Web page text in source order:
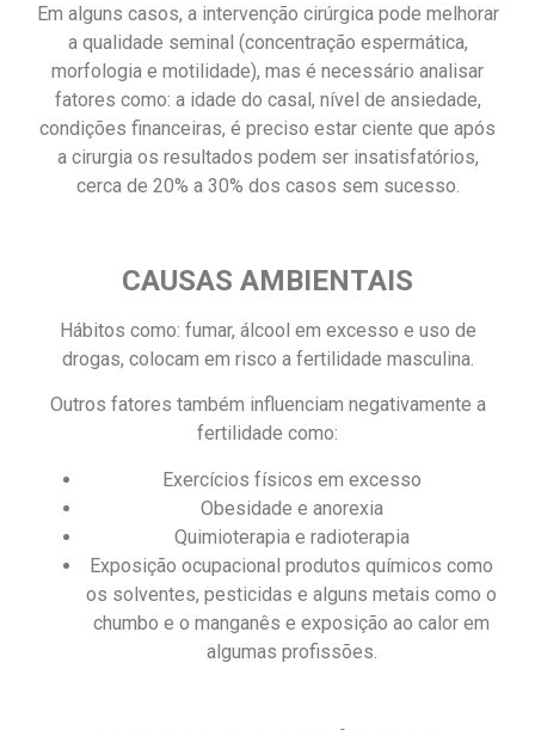
Em alguns casos, a intervenção cirúrgica pode melhorar
a qualidade seminal (concentração espermática,
morfologia e motilidade), mas é necessário analisar
fatores como: a idade do casal, nível de ansiedade,
condições financeiras, é preciso estar ciente que após
a cirurgia os resultados podem ser insatisfatórios,
cerca de 20% a 30% dos casos sem sucesso.
CAUSAS AMBIENTAIS
Hábitos como: fumar, álcool em excesso e uso de
drogas, colocam em risco a fertilidade masculina.
Outros fatores também influenciam negativamente a
fertilidade como:
Exercícios físicos em excesso
Obesidade e anorexia
Quimioterapia e radioterapia
Exposição ocupacional produtos químicos como
os solventes, pesticidas e alguns metais como o
chumbo e o manganês e exposição ao calor em
algumas profissões.